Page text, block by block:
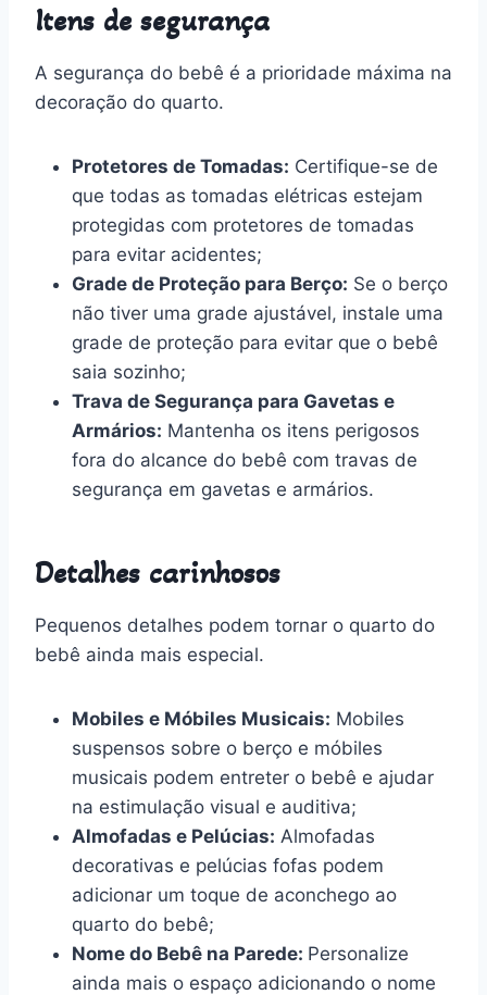
Itens de segurança
A segurança do bebê é a prioridade máxima na
decoração do quarto.
Protetores de Tomadas: Certifique-se de
que todas as tomadas elétricas estejam
protegidas com protetores de tomadas
para evitar acidentes;
Grade de Proteção para Berço: Se o berço
não tiver uma grade ajustável, instale uma
grade de proteção para evitar que o bebê
saia sozinho;
Trava de Segurança para Gavetas e
Armários: Mantenha os itens perigosos
fora do alcance do bebê com travas de
segurança em gavetas e armários.
Detalhes carinhosos
Pequenos detalhes podem tornar o quarto do
bebê ainda mais especial.
Mobiles e Móbiles Musicais: Mobiles
suspensos sobre o berço e móbiles
musicais podem entreter o bebê e ajudar
na estimulação visual e auditiva;
Almofadas e Pelúcias: Almofadas
decorativas e pelúcias fofas podem
adicionar um toque de aconchego ao
quarto do bebê;
Nome do Bebê na Parede: Personalize
ainda mais o espaço adicionando o nome